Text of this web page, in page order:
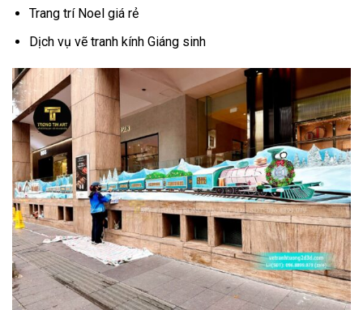
Trang trí Noel giá rẻ
Dịch vụ vẽ tranh kính Giáng sinh